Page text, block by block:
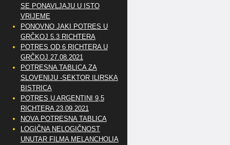
SE PONAVLJAJU U ISTO
VRIJEME
PONOVNO JAKI POTRES U
GRČKOJ 5.3 RICHTERA
POTRES OD 6 RICHTERA U
GRČKOJ 27.08.2021
POTRESNA TABLICA ZA
SLOVENIJU -SEKTOR ILIRSKA
BISTRICA
POTRES U ARGENTINI 9,5
RICHTERA 23.09.2021
NOVA POTRESNA TABLICA
LOGIČNA NELOGIČNOST
UNUTAR FILMA MELANCHOLIA